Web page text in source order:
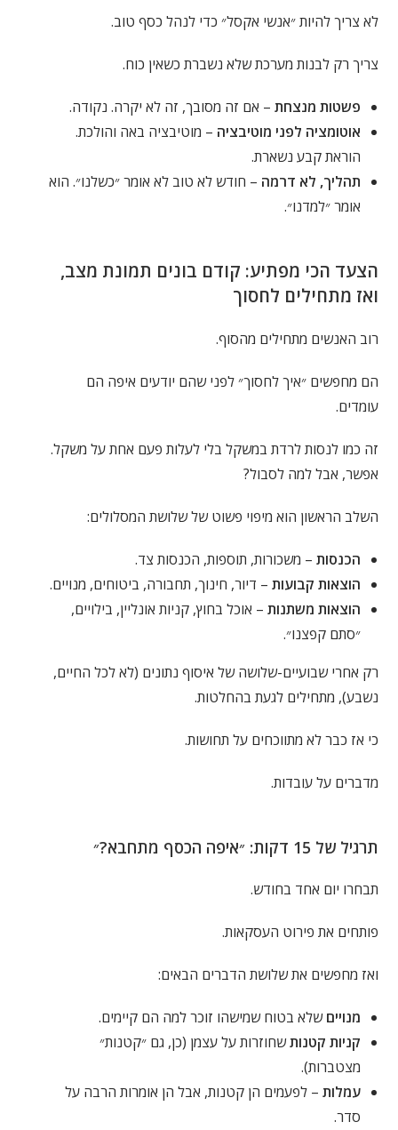
לא צריך להיות ״אנשי אקסל״ כדי לנהל כסף טוב.
צריך רק לבנות מערכת שלא נשברת כשאין כוח.
פשטות מנצחת – אם זה מסובך, זה לא יקרה. נקודה.
אוטומציה לפני מוטיבציה – מוטיבציה באה והולכת.
הוראת קבע נשארת.
תהליך, לא דרמה – חודש לא טוב לא אומר ״כשלנו״. הוא
אומר ״למדנו״.
הצעד הכי מפתיע: קודם בונים תמונת מצב,
ואז מתחילים לחסוך
רוב האנשים מתחילים מהסוף.
הם מחפשים ״איך לחסוך״ לפני שהם יודעים איפה הם
עומדים.
זה כמו לנסות לרדת במשקל בלי לעלות פעם אחת על משקל.
אפשר, אבל למה לסבול?
השלב הראשון הוא מיפוי פשוט של שלושת המסלולים:
הכנסות – משכורות, תוספות, הכנסות צד.
הוצאות קבועות – דיור, חינוך, תחבורה, ביטוחים, מנויים.
הוצאות משתנות – אוכל בחוץ, קניות אונליין, בילויים,
״סתם קפצנו״.
רק אחרי שבועיים-שלושה של איסוף נתונים (לא לכל החיים,
נשבע), מתחילים לגעת בהחלטות.
כי אז כבר לא מתווכחים על תחושות.
מדברים על עובדות.
תרגיל של 15 דקות: ״איפה הכסף מתחבא?״
תבחרו יום אחד בחודש.
פותחים את פירוט העסקאות.
ואז מחפשים את שלושת הדברים הבאים:
מנוייםשלא בטוח שמישהו זוכר למה הם קיימים.
קניות קטנותשחוזרות על עצמן (כן, גם ״קטנות״
מצטברות).
עמלות – לפעמים הן קטנות, אבל הן אומרות הרבה על
סדר.